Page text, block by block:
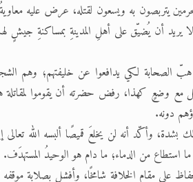
يطرس وأعداء الإسلام اضغط
والمعراج >> المزيد
صلى الله عليه وسلم >>
يتربصون به ويسعون لقتله، عرض عليه
أن يُضيّق على أهلِ المدينةِ بمساكنةِ جيشٍ لهم
هبّ الصحابة لكي يدافعوا عن خليفتهم؛ وهم
مع وضعٍ كهذا، رفض حضرته أن يقوموا
دونه.
وأكّد أنه لن يخلعَ قميصًا ألبسه الله تعالى
من الدماء؛ ما دام هو الوحيدُ المستهدَف.
على مقام الخلافة شامخًا، وأفشل بصلابة موقفه